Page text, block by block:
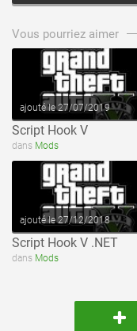
Vous pourriez aimer
ajouté le 27/07/2019
Script Hook V
dans Mods
voir ce fichier
ajouté le 27/12/2018
Script Hook V .NET
dans Mods